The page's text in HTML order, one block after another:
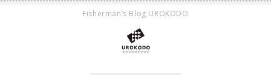
Fisherman’s Blog UROKODO